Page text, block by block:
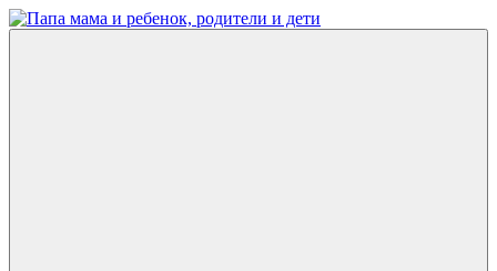
Перейти
к